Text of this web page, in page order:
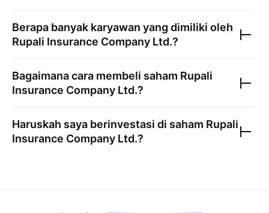
Berapa banyak karyawan yang dimiliki oleh
Rupali Insurance Company Ltd.?
Bagaimana cara membeli saham Rupali
Insurance Company Ltd.?
Haruskah saya berinvestasi di saham Rupali
Insurance Company Ltd.?